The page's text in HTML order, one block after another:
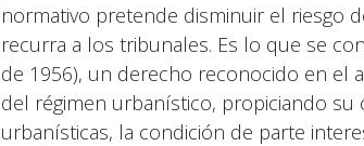
normativo pretende disminuir el riesgo
recurra a los tribunales. Es lo que se
de 1956), un derecho reconocido en el
del régimen urbanístico, propiciando su
urbanísticas, la condición de parte